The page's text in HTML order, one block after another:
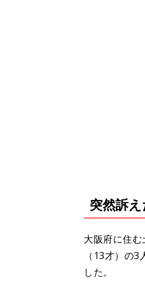
突然訴
大阪府に住
（13才）の
した。